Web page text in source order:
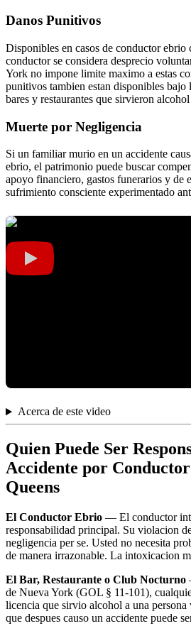
Danos Punitivos
Disponibles en casos de conductor ebrio
conductor se considera desprecio
York no impone limite maximo a estas
punitivos tambien estan disponibles
bares y restaurantes que sirvieron alcohol
Muerte por Negligencia
Si un familiar murio en un accidente
ebrio, el patrimonio puede buscar
apoyo financiero, gastos funerarios y de
sufrimiento consciente experimentado
Acerca de este video
Quien Puede Ser
Accidente por
Queens
El Conductor Ebrio — El conductor
responsabilidad principal. Su violacion
negligencia per se. Usted no necesita
de manera irrazonable. La intoxicacion
El Bar, Restaurante o Club Nocturno
de Nueva York (GOL § 11-101),
licencia que sirvio alcohol a una
que despues causo un accidente puede